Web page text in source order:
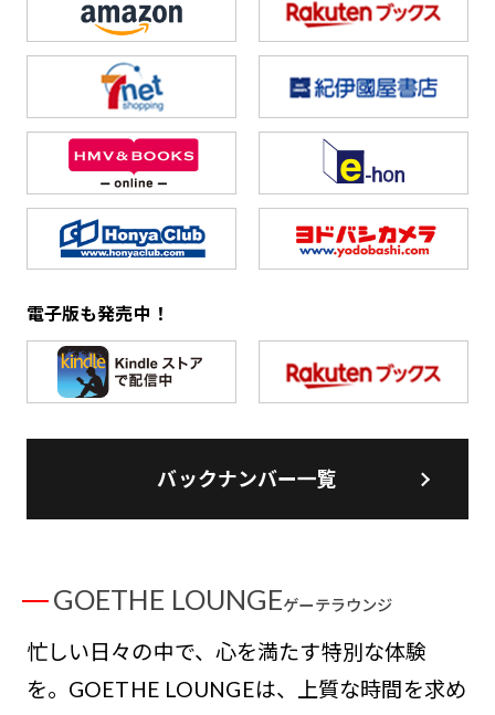
電子版も発売中！
バックナンバー一覧
GOETHE LOUNGEゲーテラウンジ
忙しい日々の中で、心を満たす特別な体験
を。GOETHE LOUNGEは、上質な時間を求め